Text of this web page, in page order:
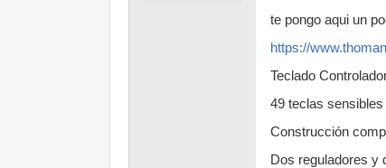
te pongo aqui un
https://
Teclado
49 teclas
Construcción
Dos reguladores y